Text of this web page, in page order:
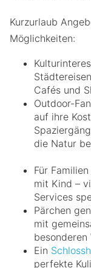
Kurzurlaub
Möglichkeiten:
Cafés und
Outdoor-
auf ihre
die Natur
Für
mit Kind –
Services
Pärchen
mit
besonderen
Ein
perfekte